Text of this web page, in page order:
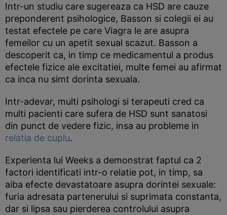
Intr-un studiu care sugereaza ca HSD are cauze
preponderent psihologice, Basson si colegii ei au
testat efectele pe care Viagra le are asupra
femeilor cu un apetit sexual scazut. Basson a
descoperit ca, in timp ce medicamentul a produs
efectele fizice ale excitatiei, multe femei au afirmat
ca inca nu simt dorinta sexuala.
Intr-adevar, multi psihologi si terapeuti cred ca
multi pacienti care sufera de HSD sunt sanatosi
din punct de vedere fizic, insa au probleme in
relatia de cuplu.
Experienta lui Weeks a demonstrat faptul ca 2
factori identificati intr-o relatie pot, in timp, sa
aiba efecte devastatoare asupra dorintei sexuale:
furia adresata partenerului si suprimata constanta,
dar si lipsa sau pierderea controlului asupra